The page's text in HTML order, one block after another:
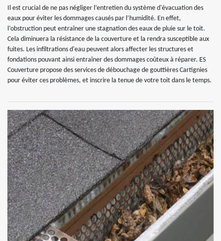
Il est crucial de ne pas négliger l’entretien du système d'évacuation des
eaux pour éviter les dommages causés par l’humidité. En effet,
l’obstruction peut entraîner une stagnation des eaux de pluie sur le toit.
Cela diminuera la résistance de la couverture et la rendra susceptible aux
fuites. Les infiltrations d'eau peuvent alors affecter les structures et
fondations pouvant ainsi entraîner des dommages coûteux à réparer. ES
Couverture propose des services de débouchage de gouttières Cartignies
pour éviter ces problèmes, et inscrire la tenue de votre toit dans le temps.